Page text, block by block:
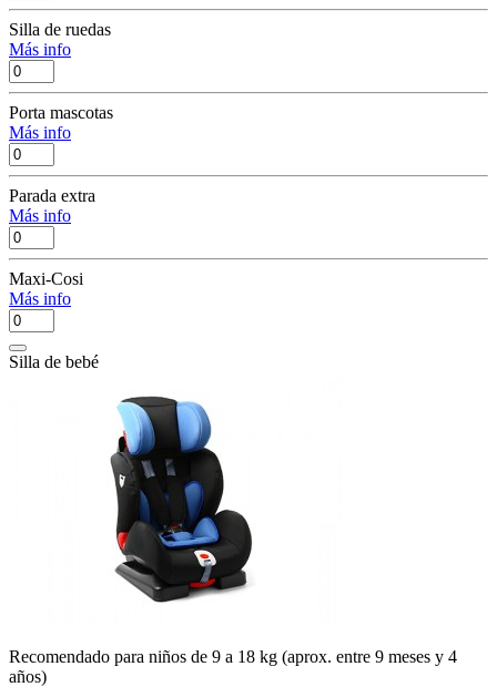
Silla de ruedas
Más info
Porta mascotas
Más info
Parada extra
Más info
Maxi-Cosi
Más info
Silla de bebé
Recomendado para niños de 9 a 18 kg (aprox. entre 9 meses y 4
años)